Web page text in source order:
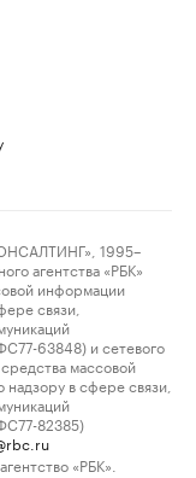
1995–
агентства «РБК»
информации
связи,
63848) и сетевого
массовой
в сфере связи,
82385)
«РБК».